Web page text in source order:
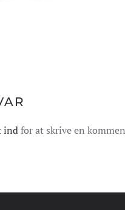
indfor at skrive en